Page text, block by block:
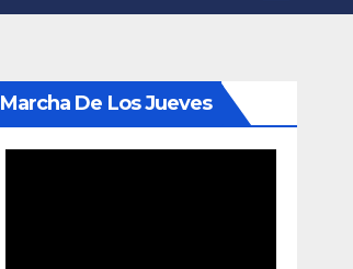
Marcha De Los Jueves